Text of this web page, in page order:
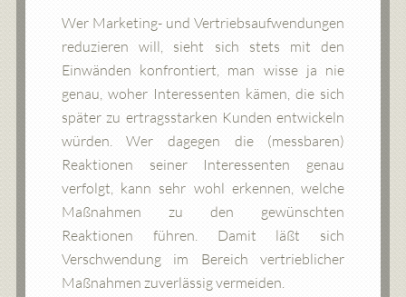
Wer Marketing- und Vertriebsaufwendungen
reduzieren will, sieht sich stets mit den
Einwänden konfrontiert, man wisse ja nie
genau, woher Interessenten kämen, die sich
später zu ertragsstarken Kunden entwickeln
würden. Wer dagegen die (messbaren)
Reaktionen seiner Interessenten genau
verfolgt, kann sehr wohl erkennen, welche
Maßnahmen zu den gewünschten
Reaktionen führen. Damit läßt sich
Verschwendung im Bereich vertrieblicher
Maßnahmen zuverlässig vermeiden.